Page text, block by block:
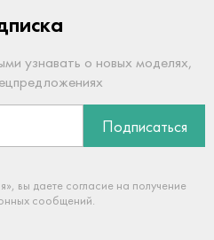
узнавать о новых моделях,
Подписаться
вы даете согласие на получение
сообщений.